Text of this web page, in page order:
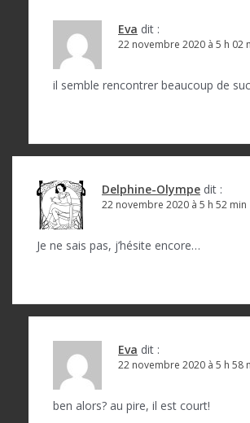
Eva dit :
22 novembre 2020 à 5 h 02
il semble rencontrer beaucoup de
Delphine-Olympe dit :
22 novembre 2020 à 5 h 52 min
Je ne sais pas, j’hésite encore…
Eva dit :
22 novembre 2020 à 5 h 58
ben alors? au pire, il est court!